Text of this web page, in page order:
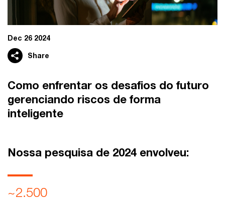
Dec 26 2024
Share
Como enfrentar os desafios do futuro
gerenciando riscos de forma
inteligente
Nossa pesquisa de 2024 envolveu:
~2.500